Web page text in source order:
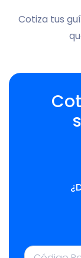
Cotiza tus